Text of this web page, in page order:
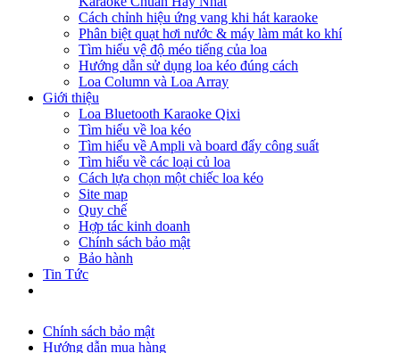
Cách chỉnh hiệu ứng vang khi hát karaoke
Phân biệt quạt hơi nước & máy làm mát ko khí
Tìm hiểu vệ độ méo tiếng của loa
Hướng dẫn sử dụng loa kéo đúng cách
Loa Column và Loa Array
Giới thiệu
Loa Bluetooth Karaoke Qixi
Tìm hiểu về loa kéo
Tìm hiểu về Ampli và board đẩy công suất
Tìm hiểu về các loại củ loa
Cách lựa chọn một chiếc loa kéo
Site map
Quy chế
Hợp tác kinh doanh
Chính sách bảo mật
Bảo hành
Tin Tức
Chính sách bảo mật
Hướng dẫn mua hàng